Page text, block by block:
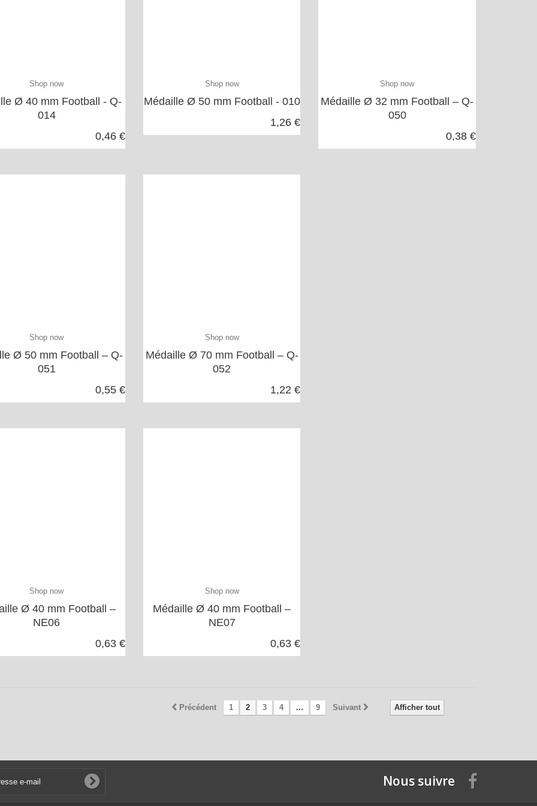
Shop now
Ø 40 mm Football - Q-
014
0,46 €
Shop now
Médaille Ø 50 mm Football - 010
1,26 €
Shop now
Médaille Ø 32 mm Football – Q-
050
0,38 €
Shop now
Ø 50 mm Football – Q-
051
0,55 €
Shop now
Médaille Ø 70 mm Football – Q-
052
1,22 €
Shop now
Ø 40 mm Football –
NE06
0,63 €
Shop now
Médaille Ø 40 mm Football –
NE07
0,63 €
Afficher tout
Précédent 1 2 3 4 ... 9 Suivant
Nous suivre